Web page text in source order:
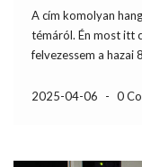
A cím komolyan
témáról. Én most itt
felvezessem a hazai
milyen környezetben
2025-04-06 - 0